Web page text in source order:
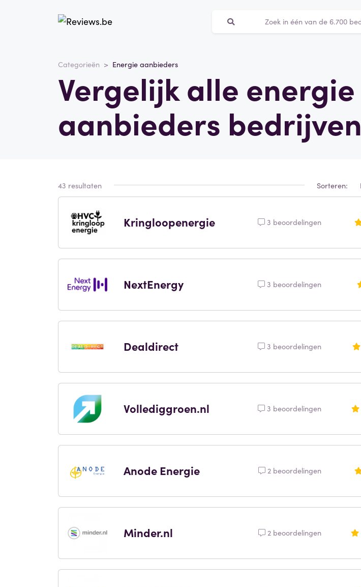
Categorieën Energie aanbieders
Vergelijk alle energie
aanbieders bedrijven
43 resultaten Sorteren:
Kringloopenergie 3 beoordelingen
NextEnergy 3 beoordelingen
Dealdirect 3 beoordelingen
Vollediggroen.nl 3 beoordelingen
Anode Energie 2 beoordelingen
Minder.nl 2 beoordelingen